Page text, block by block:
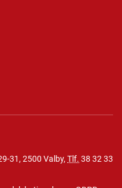
31, 2500 Valby, Tlf. 38 32 33